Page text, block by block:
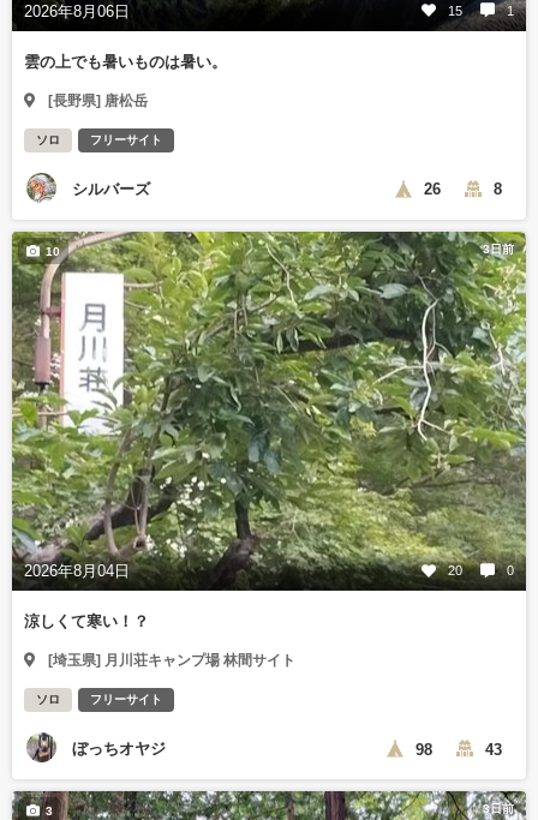
2026年8月06日 15 1
雲の上でも暑いものは暑い。
[長野県] 唐松岳
ソロ フリーサイト
シルバーズ 26 8
3日前
2026年8月04日 20 0
10
涼しくて寒い！？
[埼玉県] 月川荘キャンプ場 林間サイト
ソロ フリーサイト
ぼっちオヤジ 98 43
3日前
3